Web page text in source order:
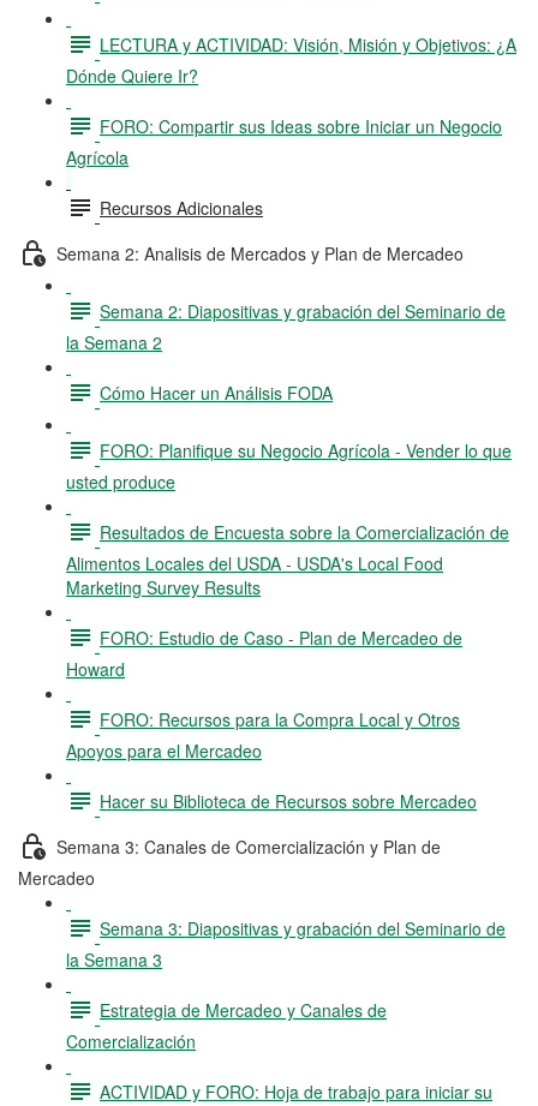
LECTURA y ACTIVIDAD: Visión, Misión y Objetivos: ¿A
Dónde Quiere Ir?
FORO: Compartir sus Ideas sobre Iniciar un Negocio
Agrícola
Recursos Adicionales
Semana 2: Analisis de Mercados y Plan de Mercadeo
Semana 2: Diapositivas y grabación del Seminario de
la Semana 2
Cómo Hacer un Análisis FODA
FORO: Planifique su Negocio Agrícola - Vender lo que
usted produce
Resultados de Encuesta sobre la Comercialización de
Alimentos Locales del USDA - USDA's Local Food
Marketing Survey Results
FORO: Estudio de Caso - Plan de Mercadeo de
Howard
FORO: Recursos para la Compra Local y Otros
Apoyos para el Mercadeo
Hacer su Biblioteca de Recursos sobre Mercadeo
Semana 3: Canales de Comercialización y Plan de
Mercadeo
Semana 3: Diapositivas y grabación del Seminario de
la Semana 3
Estrategia de Mercadeo y Canales de
Comercialización
ACTIVIDAD y FORO: Hoja de trabajo para iniciar su